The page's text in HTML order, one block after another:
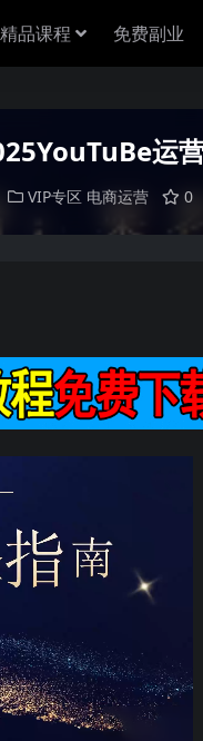
精品课程 免费副业
运
VIP专区 电商运营 0